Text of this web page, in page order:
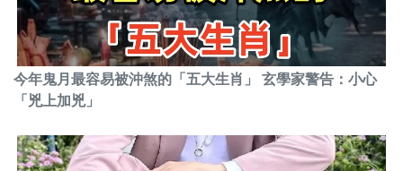
今年鬼月最容易被沖煞的「五大生肖」 玄學家警告：小心
「兇上加兇」